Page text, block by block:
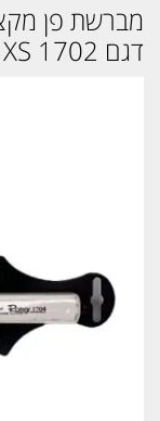
דגם 1702 XS